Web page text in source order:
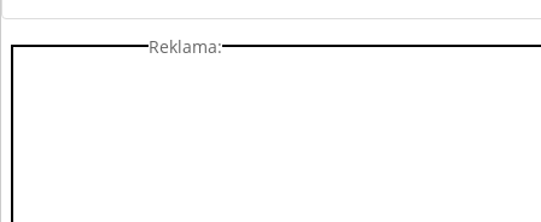
Reklama: